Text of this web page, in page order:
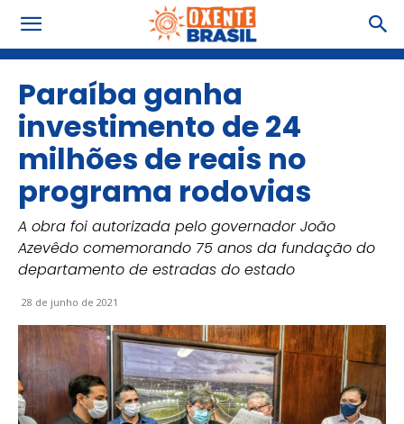
Paraíba ganha
investimento de 24
milhões de reais no
programa rodovias
A obra foi autorizada pelo governador João
Azevêdo comemorando 75 anos da fundação do
departamento de estradas do estado
28 de junho de 2021